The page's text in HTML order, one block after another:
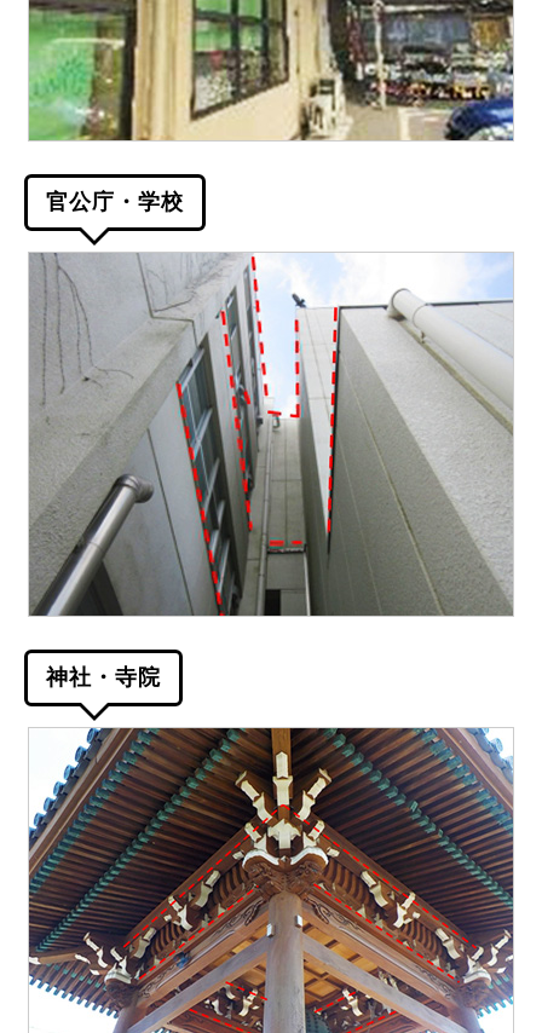
官公庁・学校
神社・寺院